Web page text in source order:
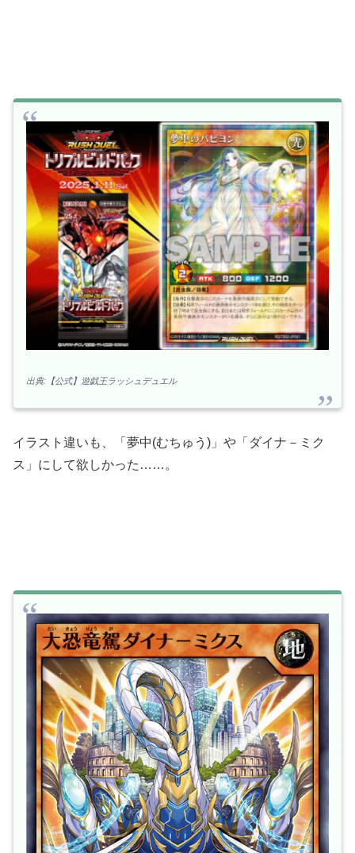
出典:【公式】遊戯王ラッシュデュエル
イラスト違いも、「夢中(むちゅう)」や「ダイナ－ミク
ス」にして欲しかった……。